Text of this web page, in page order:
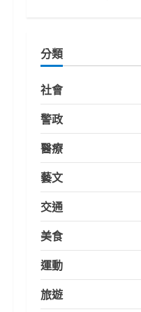
分類
社會
警政
醫療
藝文
交通
美食
運動
旅遊